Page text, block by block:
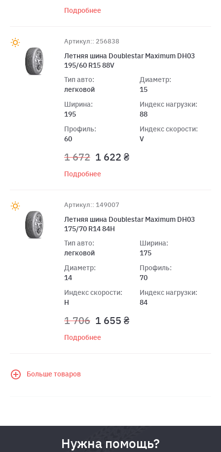
Подробнее
Артикул:: 256838
Летняя шина Doublestar Maximum DH03
195/60 R15 88V
Тип авто:
легковой
Ширина:
195
Профиль:
60
Диаметр:
15
Индекс нагрузки:
88
Индекс скорости:
V
1 672 1 622 ₴
Подробнее
Артикул:: 149007
Летняя шина Doublestar Maximum DH03
175/70 R14 84H
Тип авто:
легковой
Диаметр:
14
Индекс скорости:
H
Ширина:
175
Профиль:
70
Индекс нагрузки:
84
1 706 1 655 ₴
Подробнее
Больше товаров
Нужна помощь?